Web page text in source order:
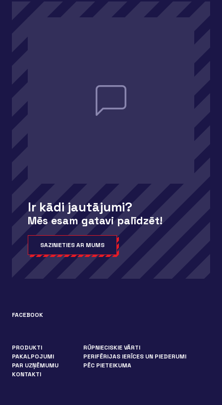
Ir kādi jautājumi?
Mēs esam gatavi palīdzēt!
SAZINIETIES AR MUMS
FACEBOOK
PRODUKTI
PAKALPOJUMI
PAR UZŅĒMUMU
KONTAKTI
RŪPNIECISKIE VĀRTI
PERIFĒRIJAS IERĪCES UN PIEDERUMI
PĒC PIETEIKUMA